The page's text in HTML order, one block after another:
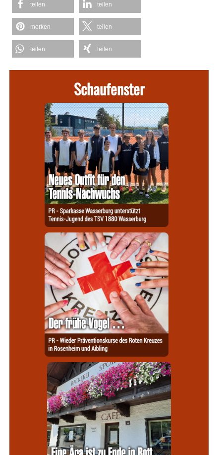
teilen teilen
merken teilen
teilen teilen
Schaufenster